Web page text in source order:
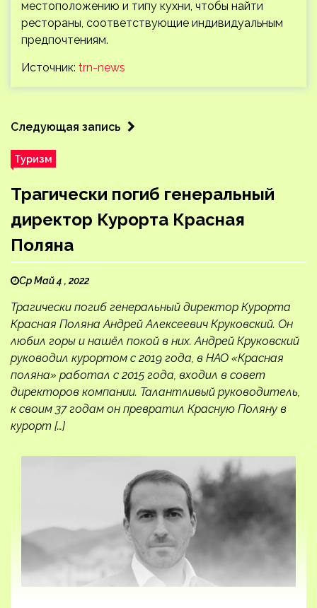
местоположению и типу кухни, чтобы найти
рестораны, соответствующие индивидуальным
предпочтениям.
Источник: trn-news
Следующая запись
Туризм
Трагически погиб генеральный
директор Курорта Красная
Поляна
Ср Май 4 , 2022
Трагически погиб генеральный директор Курорта
Красная Поляна Андрей Алексеевич Круковский. Он
любил горы и нашёл покой в них. Андрей Круковский
руководил курортом с 2019 года, в НАО «Красная
поляна» работал с 2015 года, входил в совет
директоров компании. Талантливый руководитель,
к своим 37 годам он превратил Красную Поляну в
курорт […]